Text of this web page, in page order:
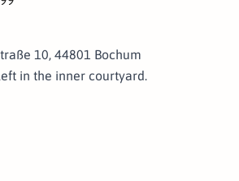
10, 44801 Bochum
in the inner courtyard.